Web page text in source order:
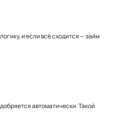
и если всё сходится — займ
автоматически. Такой